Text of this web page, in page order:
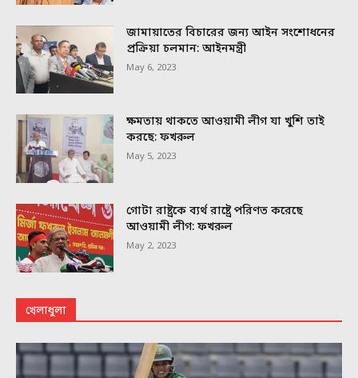
জামায়াতের বিচারের জন্য আইন সংশোধনের
প্রক্রিয়া চলমান: আইনমন্ত্রী
May 6, 2023
ক্ষমতায় থাকতে আওয়ামী লীগ যা খুশি তাই
করছে: ফখরুল
May 5, 2023
গোটা রাষ্ট্রকে ব্যর্থ রাষ্ট্রে পরিণত করেছে
আওয়ামী লীগ: ফখরুল
May 2, 2023
খেলাধুলা